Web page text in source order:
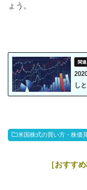
ょう。
し
米国株式の買い方・株価
［おすす